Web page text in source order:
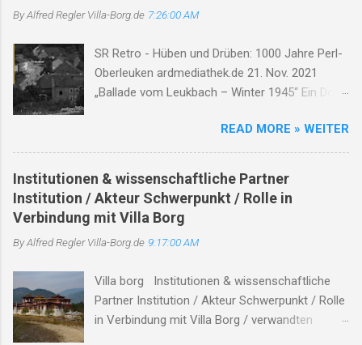
n
a
r
e
By Alfred ReglerVilla-Borg.de 7:26:00 AM
SR Retro - Hüben und Drüben: 1000 Jahre Perl-
Oberleuken ardmediathek.de 21. Nov. 2021
„Ballade vom Leukbach – Winter 1945“ Ein Dorf,
Luft so rau. Der Leukbach fließt, doch trägt nun
Leid, durch Trümmer, Tod und Einsamkeit. Im
Schatten des Orscholzriegels' Macht, hat Krieg
das Dorf zur Ruh gebracht. Oberleuken, einst so
still, liegt nun in Schutt, erfüllt vom Will'. Die
Häuser brennen, Felder leer, der Himmel weint,
die Herzen schwer. Der Bach, er fließt durch
allein. Soldaten kamen, zogen fort, zurück blieb
nur ein öder Ort. Der Leukbach, Zeuge dieser
Zeit, erzählt von Schmerz und Bitterkeit. Doch
READ MORE » WEITER
Institutionen & wissenschaftliche Partner
Institution / Akteur Schwerpunkt / Rolle in
Verbindung mit Villa Borg
By Alfred ReglerVilla-Borg.de 9:17:00 AM
Villa borg Institutionen & wissenschaftliche
Partner Institution / Akteur Schwerpunkt / Rolle
in Verbindung mit Villa Borg / verwandten